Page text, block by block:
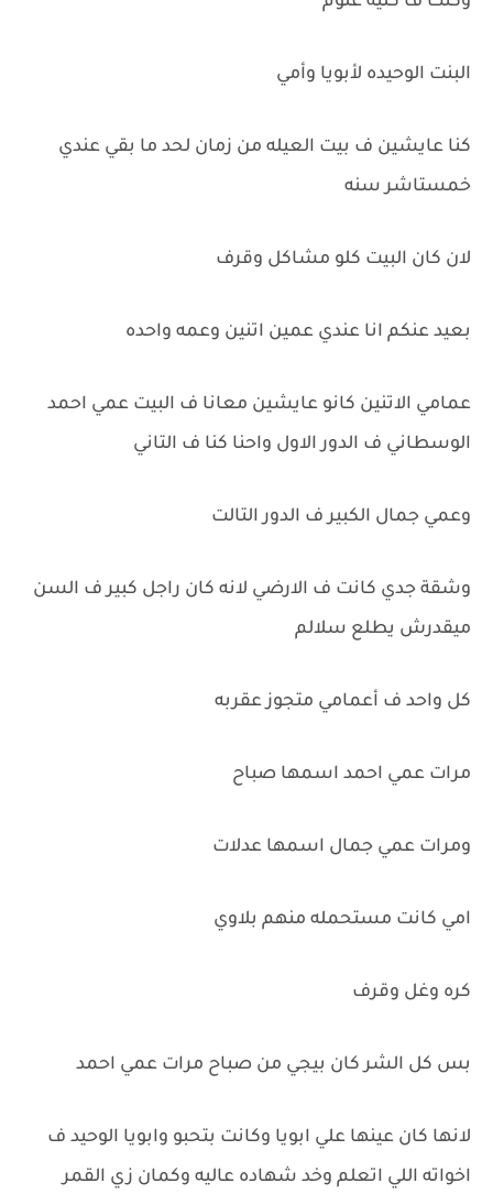
البنت الوحيده لأبويا وأمي
كنا عايشين ف بيت العيله من زمان لحد ما بقي عندي
خمستاشر سنه
لان كان البيت كلو مشاكل وقرف
بعيد عنكم انا عندي عمين اتنين وعمه واحده
عمامي الاتنين كانو عايشين معانا ف البيت عمي احمد
الوسطاني ف الدور الاول واحنا كنا ف التاني
وعمي جمال الكبير ف الدور التالت
وشقة جدي كانت ف الارضي لانه كان راجل كبير ف السن
ميقدرش يطلع سلالم
كل واحد ف أعمامي متجوز عقربه
مرات عمي احمد اسمها صباح
ومرات عمي جمال اسمها عدلات
امي كانت مستحمله منهم بلاوي
كره وغل وقرف
بس كل الشر كان بيجي من صباح مرات عمي احمد
لانها كان عينها علي ابويا وكانت بتحبو وابويا الوحيد ف
اخواته اللي اتعلم وخد شهاده عاليه وكمان زي القمر